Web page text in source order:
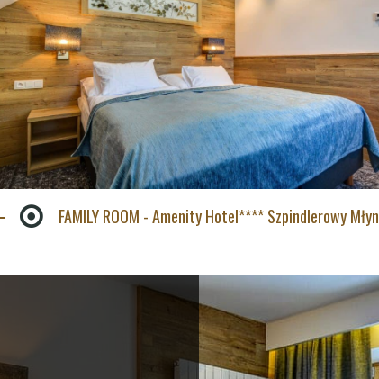
FAMILY ROOM - Amenity Hotel**** Szpindlerowy Młyn